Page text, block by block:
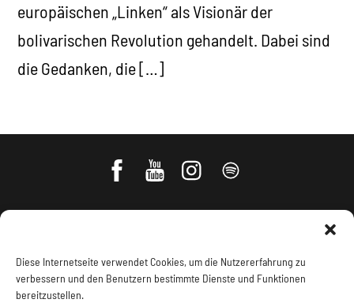
Diese Internetseite verwendet Cookies, um die Nutzererfahrung zu
verbessern und den Benutzern bestimmte Dienste und Funktionen
bereitzustellen.
europäischen „Linken“ als Visionär der
bolivarischen Revolution gehandelt. Dabei sind
die Gedanken, die […]